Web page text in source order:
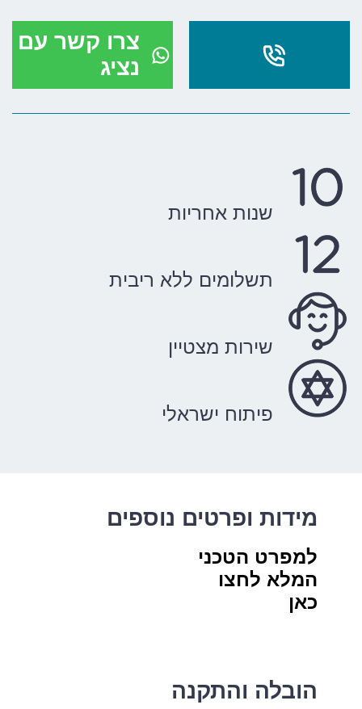
צרו קשר עם
נציג
שנות אחריות
תשלומים ללא ריבית
שירות מצטיין
פיתוח ישראלי
מידות ופרטים נוספים
למפרט הטכני
המלא לחצו
כאן
הובלה והתקנה